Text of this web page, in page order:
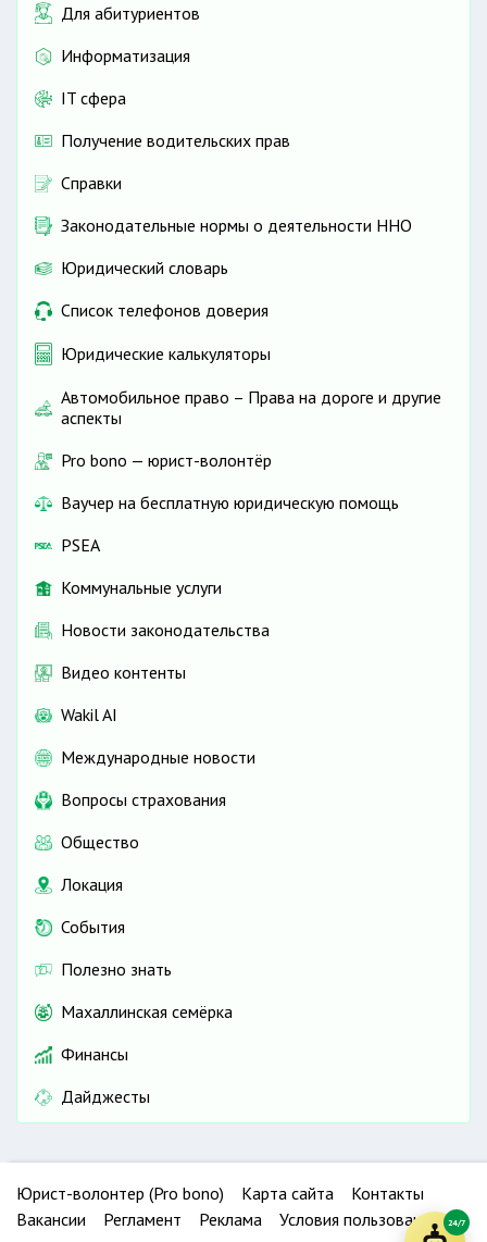
Для абитуриентов
Информатизация
IT сфера
Получение водительских прав
Справки
Законодательные нормы о деятельности ННО
Юридический словарь
Список телефонов доверия
Юридические калькуляторы
Автомобильное право – Права на дороге и другие
аспекты
Pro bono — юрист-волонтёр
Ваучер на бесплатную юридическую помощь
PSEA
Коммунальные услуги
Новости законодательства
Видео контенты
Wakil AI
Международные новости
Вопросы страхования
Общество
Локация
События
Полезно знать
Махаллинская семёрка
Финансы
Дайджесты
Юрист-волонтер (Pro bono) Карта сайта
Контакты
Вакансии
Регламент Реклама Условия пользования 24/7